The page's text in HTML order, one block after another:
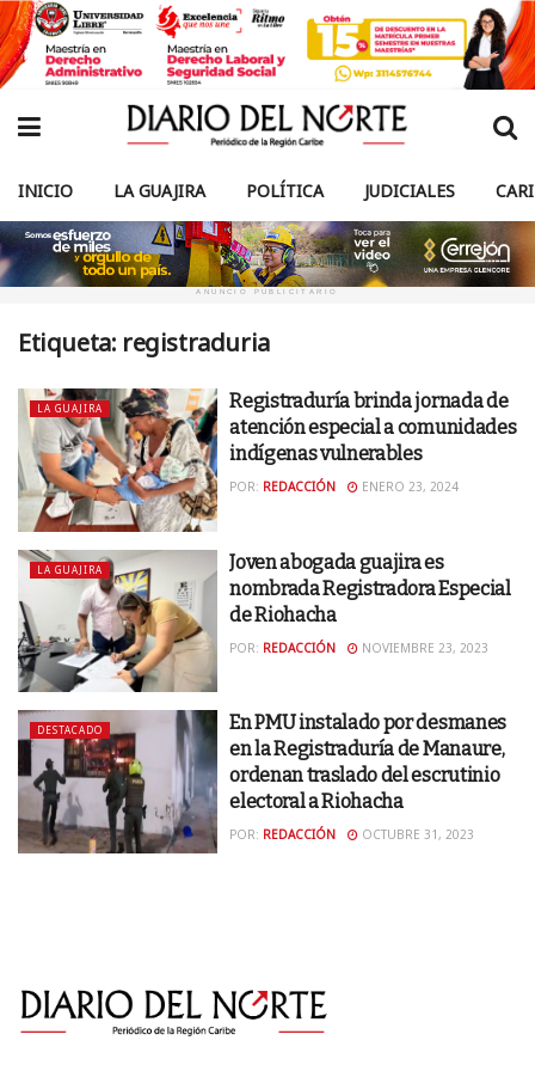
INICIO LA GUAJIRA POLÍTICA JUDICIALES
ANUNCIO PUBLICITARIO
Etiqueta: registraduria
LA GUAJIRA
Registraduría brinda jornada de
atención especial a comunidades
indígenas vulnerables
POR: REDACCIÓN ENERO 23, 2024
LA GUAJIRA
Joven abogada guajira es
nombrada Registradora Especial
de Riohacha
POR: REDACCIÓN NOVIEMBRE 23, 2023
DESTACADO
En PMU instalado por desmanes
en la Registraduría de Manaure,
ordenan traslado del escrutinio
electoral a Riohacha
POR: REDACCIÓN OCTUBRE 31, 2023